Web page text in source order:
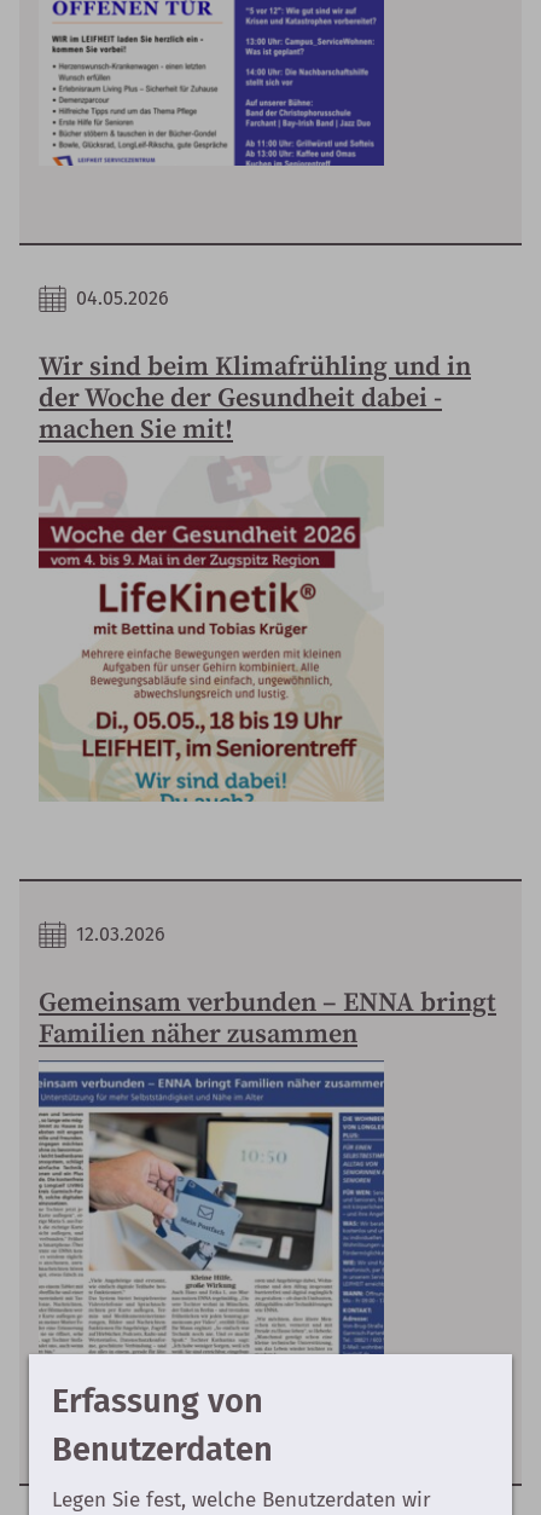
Erfassung von
Benutzerdaten
Legen Sie fest, welche Benutzerdaten wir
Wir sind beim Klimafrühling und in
der Woche der Gesundheit dabei -
machen Sie mit!
04.05.2026
Gemeinsam verbunden – ENNA bringt
Familien näher zusammen
12.03.2026